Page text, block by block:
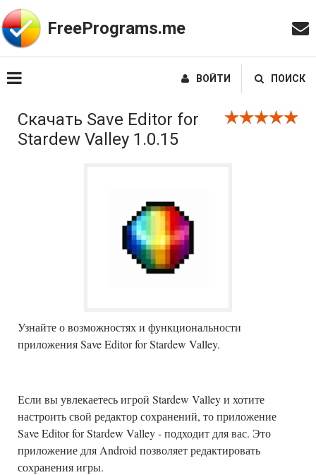
FreePrograms.me
ВОЙТИ ПОИСК
Скачать Save Editor for
Stardew Valley 1.0.15
Узнайте о возможностях и функциональности
приложения Save Editor for Stardew Valley.
Если вы увлекаетесь игрой Stardew Valley и хотите
настроить свой редактор сохранений, то приложение
Save Editor for Stardew Valley - подходит для вас. Это
приложение для Android позволяет редактировать
сохранения игры.